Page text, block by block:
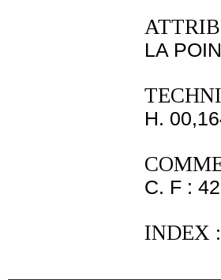
LA
H.
C. F :
INDEX :